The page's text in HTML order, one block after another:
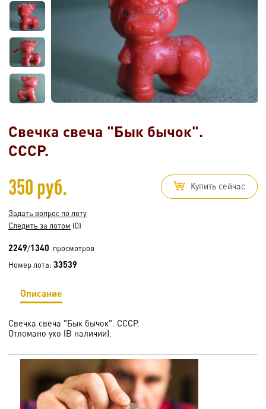
Свечка свеча "Бык бычок".
СССР.
350 руб. Купить сейчас
Задать вопрос по лоту
Следить за лотом (0)
2249/1340 просмотров
Номер лота: 33539
Описание
Свечка свеча "Бык бычок". СССР.
Отломано ухо (В наличии).